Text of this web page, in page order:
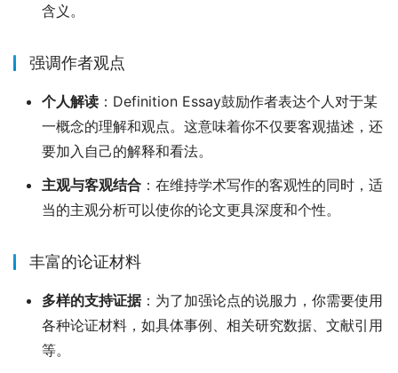
含义。
强调作者观点
个人解读 ：Definition Essay鼓励作者表达个人对于某
一概念的理解和观点。这意味着你不仅要客观描述，还
要加入自己的解释和看法。
主观与客观结合 ：在维持学术写作的客观性的同时，适
当的主观分析可以使你的论文更具深度和个性。
丰富的论证材料
多样的支持证据：为了加强论点的说服力，你需要使用
各种论证材料，如具体事例、相关研究数据、文献引用
等。